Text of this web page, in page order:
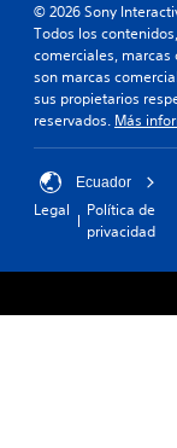
© 2026 Sony
Todos los
comerciales, marcas
son marcas
sus propietarios
reservados. Más
Ecuador
Legal
Política de
privacidad